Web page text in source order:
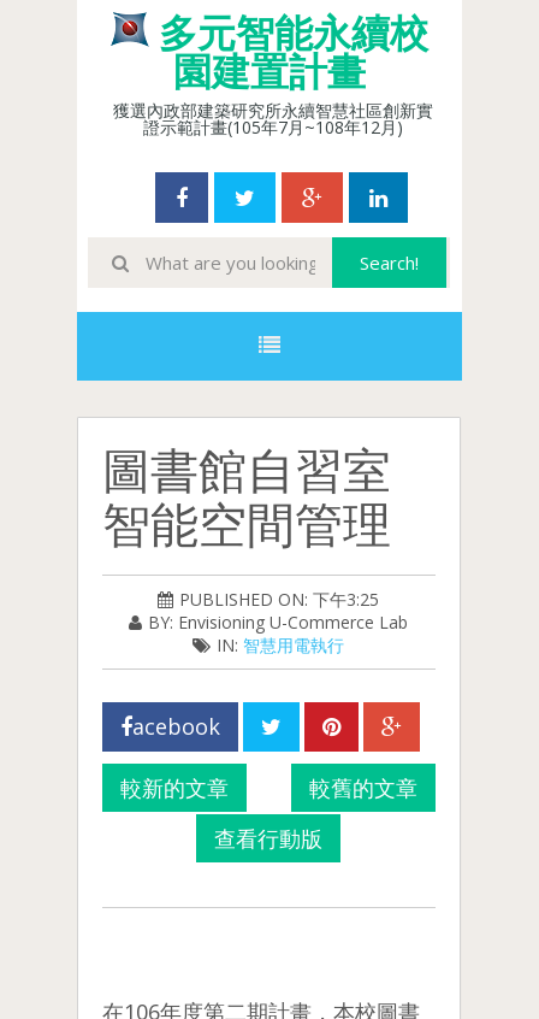
多元智能永續校
園建置計畫
獲選內政部建築研究所永續智慧社區創新實
證示範計畫(105年7月~108年12月)
圖書館自習室
智能空間管理
PUBLISHED ON: 下午3:25
BY: Envisioning U-Commerce Lab
IN: 智慧用電執行
acebook
較新的文章
較舊的文章
查看行動版
在106年度第二期計畫，本校圖書